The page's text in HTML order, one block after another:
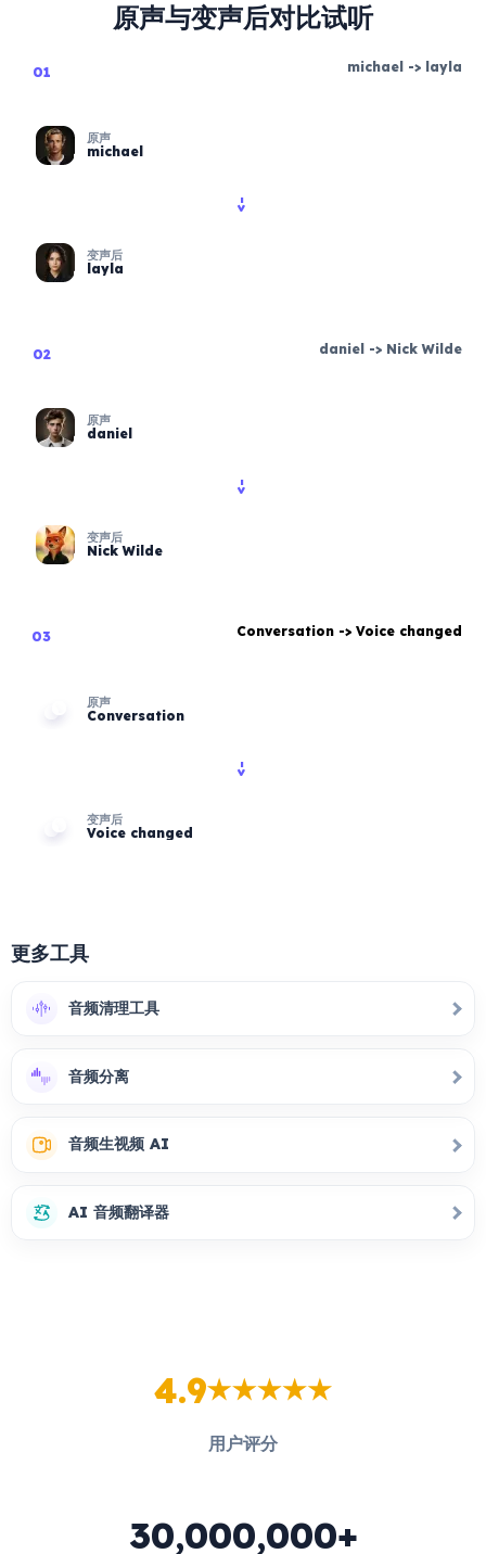
原声与变声后对比试听
01 michael -> layla
原声
michael
->
变声后
layla
02 daniel -> Nick Wilde
原声
daniel
->
变声后
Nick Wilde
03 Conversation -> Voice changed
原声
Conversation
->
变声后
Voice changed
更多工具
音频清理工具
音频分离
音频生视频 AI
AI 音频翻译器
4.9
用户评分
30,000,000+